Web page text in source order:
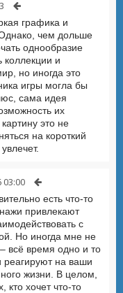
графика и
чем дольше
однообразие
и
но иногда это
игры могла бы
сама идея
их
это не
на короткий
03:00
есть что-то
привлекают
с
Но иногда мне не
всё время одно и то
реагируют на ваши
жизни. В целом,
кто хочет что-то